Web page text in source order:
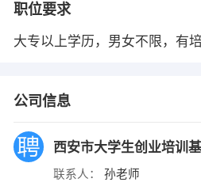
职位要求
大专以上学历，男女不限，有
公司信息
西安市大学生创业培训
联系人： 孙老师